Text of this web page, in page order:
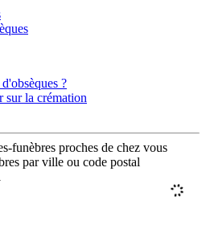
?
sur la crémation
funèbres proches de chez vous
par ville ou code postal